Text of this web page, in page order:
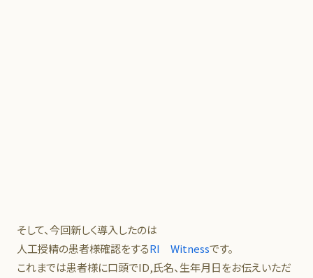
そして、今回新しく導入したのは
人工授精の患者様確認をするRI Witnessです。
これまでは患者様に口頭でID,氏名、生年月日をお伝えいただ